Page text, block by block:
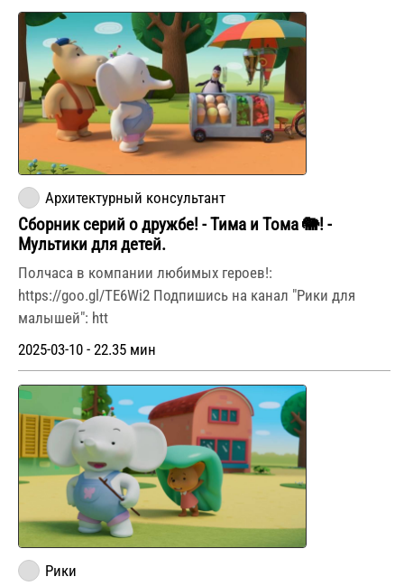
Архитектурный консультант
Сборник серий о дружбе! - Тима и Тома 🐘! -
Мультики для детей.
Полчаса в компании любимых героев!:
https://goo.gl/TE6Wi2 Подпишись на канал "Рики для
малышей": htt
2025-03-10 - 22.35 мин
Рики